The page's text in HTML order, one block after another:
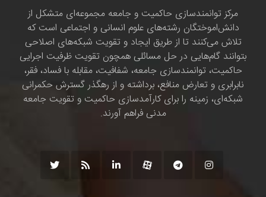
مرکز توانمندسازی حاکمیت و جامعه مجموعه‌ای متشکل از
دانش‌اموختگان رشته‌های علوم انسانی و اجتماعی است که
تلاش می‌کنند تا از طریق ایجاد و تقویت شبکه‌های اصلاحی
بتوانند گام‌هایی در حل مسائلی همچون تقویت ظرفیت اجرایی
حاکمیت، توانمندسازی جامعه، شفافیت، مقابله با فساد، فقر،
نابرابری و تعارض منافع، برداشته و از رهگذر گسترش حکمرانی
شبکه‌ای، زمینه را برای کارآمدسازی حاکمیت و تقویت جامعه
مدنی فراهم آورند.